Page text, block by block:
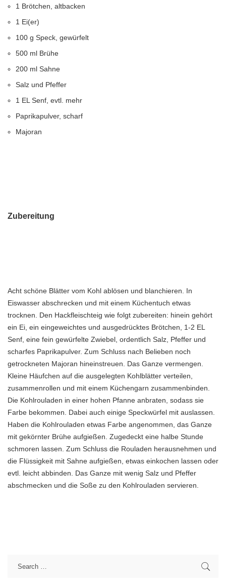
1 Brötchen, altbacken
1 Ei(er)
100 g Speck, gewürfelt
500 ml Brühe
200 ml Sahne
Salz und Pfeffer
1 EL Senf, evtl. mehr
Paprikapulver, scharf
Majoran
Zubereitung
Acht schöne Blätter vom Kohl ablösen und blanchieren. In
Eiswasser abschrecken und mit einem Küchentuch etwas
trocknen. Den Hackfleischteig wie folgt zubereiten: hinein gehört
ein Ei, ein eingeweichtes und ausgedrücktes Brötchen, 1-2 EL
Senf, eine fein gewürfelte Zwiebel, ordentlich Salz, Pfeffer und
scharfes Paprikapulver. Zum Schluss nach Belieben noch
getrockneten Majoran hineinstreuen. Das Ganze vermengen.
Kleine Häufchen auf die ausgelegten Kohlblätter verteilen,
zusammenrollen und mit einem Küchengarn zusammenbinden.
Die Kohlrouladen in einer hohen Pfanne anbraten, sodass sie
Farbe bekommen. Dabei auch einige Speckwürfel mit auslassen.
Haben die Kohlrouladen etwas Farbe angenommen, das Ganze
mit gekörnter Brühe aufgießen. Zugedeckt eine halbe Stunde
schmoren lassen. Zum Schluss die Rouladen herausnehmen und
die Flüssigkeit mit Sahne aufgießen, etwas einkochen lassen oder
evtl. leicht abbinden. Das Ganze mit wenig Salz und Pfeffer
abschmecken und die Soße zu den Kohlrouladen servieren.